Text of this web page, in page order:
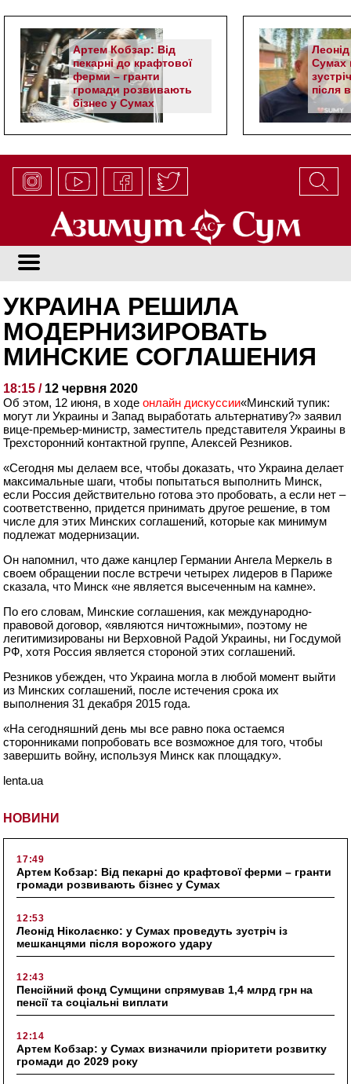
Артем Кобзар: Від
пекарні до крафтової
ферми – гранти
громади розвивають
бізнес у Сумах
Сумах
після
НОВИНИ
17:49
Артем Кобзар: Від пекарні до крафтової ферми – гранти
громади розвивають бізнес у Сумах
12:53
Леонід Ніколаєнко: у Сумах проведуть зустріч із
мешканцями після ворожого удару
12:43
Пенсійний фонд Сумщини спрямував 1,4 млрд грн на
пенсії та соціальні виплати
12:14
Артем Кобзар: у Сумах визначили пріоритети розвитку
громади до 2029 року
УКРАИНА РЕШИЛА
МОДЕРНИЗИРОВАТЬ
МИНСКИЕ СОГЛАШЕНИЯ
18:15 / 12 червня 2020
Об этом, 12 июня, в ходеонлайн дискуссии«Минский тупик:
могут ли Украины и Запад выработать альтернативу?» заявил
вице-премьер-министр, заместитель представителя Украины в
Трехсторонний контактной группе, Алексей Резников.
«Сегодня мы делаем все, чтобы доказать, что Украина делает
максимальные шаги, чтобы попытаться выполнить Минск,
если Россия действительно готова это пробовать, а если нет –
соответственно, придется принимать другое решение, в том
числе для этих Минских соглашений, которые как минимум
подлежат модернизации.
Он напомнил, что даже канцлер Германии Ангела Меркель в
своем обращении после встречи четырех лидеров в Париже
сказала, что Минск «не является высеченным на камне».
По его словам, Минские соглашения, как международно-
правовой договор, «являются ничтожными», поэтому не
легитимизированы ни Верховной Радой Украины, ни Госдумой
РФ, хотя Россия является стороной этих соглашений.
Резников убежден, что Украина могла в любой момент выйти
из Минских соглашений, после истечения срока их
выполнения 31 декабря 2015 года.
«На сегодняшний день мы все равно пока остаемся
сторонниками попробовать все возможное для того, чтобы
завершить войну, используя Минск как площадку».
lenta.ua